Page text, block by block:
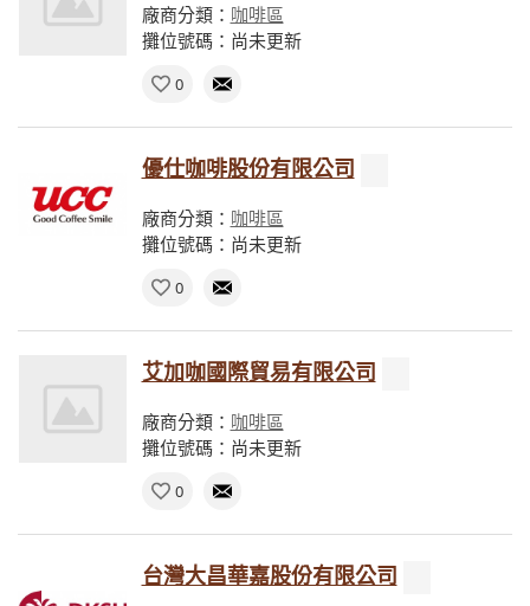
廠商分類： 咖啡區
攤位號碼：尚未更新
0
優仕咖啡股份有限公司
廠商分類： 咖啡區
攤位號碼：尚未更新
0
艾加咖國際貿易有限公司
廠商分類： 咖啡區
攤位號碼：尚未更新
0
台灣大昌華嘉股份有限公司